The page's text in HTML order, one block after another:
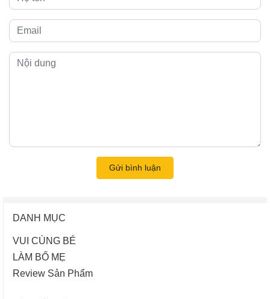
Gửi bình luận
DANH MỤC
VUI CÙNG BÉ
LÀM BỐ MẸ
Review Sản Phẩm